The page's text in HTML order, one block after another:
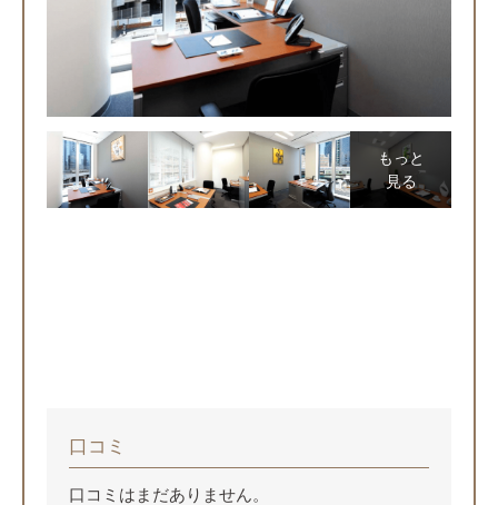
もっと
見る
口コミ
口コミはまだありません。